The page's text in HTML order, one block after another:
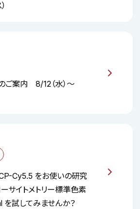
ご案内 8/12（水）～
Cy5.5 をお使いの研究
サイトメトリー標準色素
試してみませんか？